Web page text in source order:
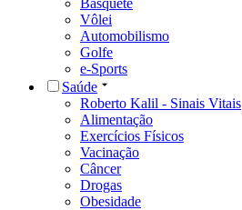
Vôlei
Automobilismo
Golfe
e-Sports
Saúde
Roberto Kalil - Sinais Vitais
Alimentação
Exercícios Físicos
Vacinação
Câncer
Drogas
Obesidade